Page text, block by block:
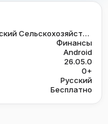
АО "Российский Сельскохозяйственный банк"
Финансы
Android
26.05.0
0+
Русский
Бесплатно